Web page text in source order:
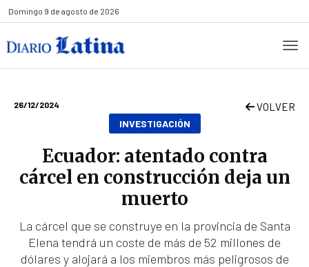
Domingo 9 de agosto de 2026
26/12/2024 VOLVER
INVESTIGACIÓN
Ecuador: atentado contra
cárcel en construcción deja un
muerto
La cárcel que se construye en la provincia de Santa
Elena tendrá un coste de más de 52 millones de
dólares y alojará a los miembros más peligrosos de